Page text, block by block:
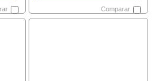
Comparar